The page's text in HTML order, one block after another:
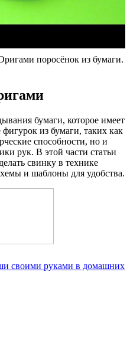
поросёнок из бумаги.
бумаги, которое имеет
из бумаги, таких как
способности, но и
рук. В этой части статьи
свинку в технике
и шаблоны для удобства.
своими руками в домашних